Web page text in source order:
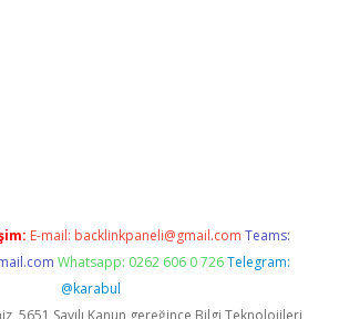
E-mail: backlinkpaneli@gmail.com Teams:
Whatsapp: 0262 606 0 726 Telegram:
@karabul
5651 Sayılı Kanun gereğince Bilgi Teknolojileri